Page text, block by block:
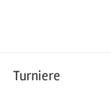
Turniere